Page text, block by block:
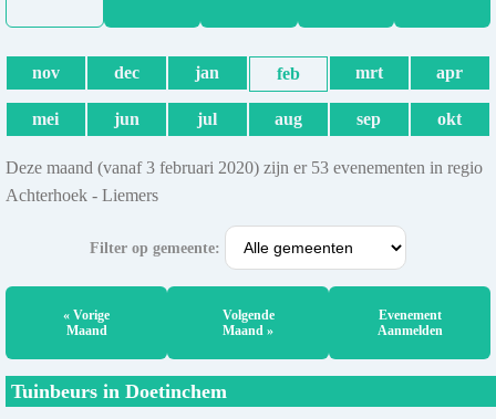
nov dec jan feb mrt apr
mei jun jul aug sep okt
Deze maand (vanaf 3 februari 2020) zijn er 53 evenementen in regio
Achterhoek - Liemers
Filter op gemeente:
« Vorige
Maand
Volgende
Maand »
Evenement
Aanmelden
Tuinbeurs in Doetinchem